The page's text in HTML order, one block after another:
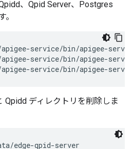
、Qpid Server、Postgres
service/bin/apigee-
service/bin/apigee-
Qpidd ディレクトリを削除しま
edge-qpid-server